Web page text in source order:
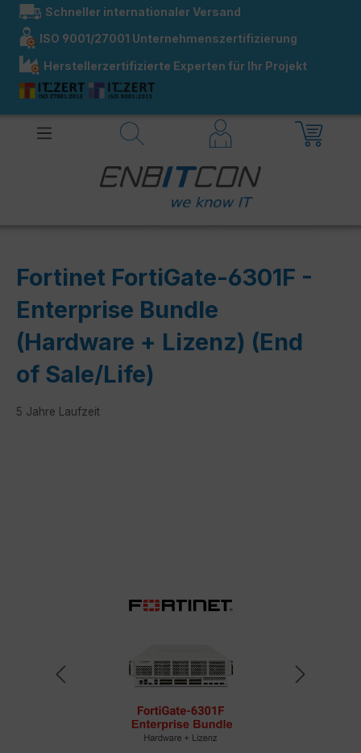
springen
Schneller internationaler Versand
ISO 9001/27001 Unternehmenszertifizierung
Herstellerzertifizierte Experten für Ihr Projekt
Fortinet FortiGate-6301F -
Enterprise Bundle
(Hardware + Lizenz) (End
of Sale/Life)
5 Jahre Laufzeit